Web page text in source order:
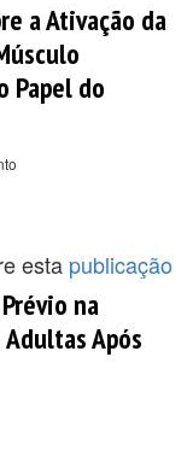
a Ativação da
Papel do
esta publicação
na
Após